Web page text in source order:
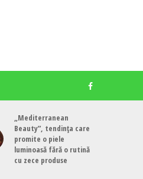
„Mediterranean
Beauty”, tendința care
promite o piele
luminoasă fără o rutină
cu zece produse